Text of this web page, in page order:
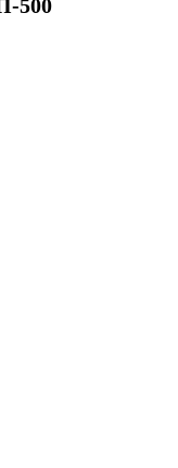
500